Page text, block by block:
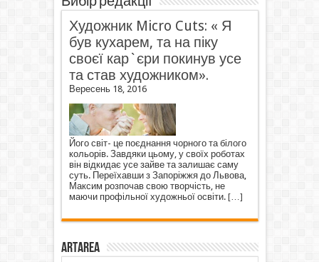
Художник Micro Cuts: « Я
був кухарем, та на піку
своєї кар`єри покинув усе
та став художником».
Вересень 18, 2016
Його світ- це поєднання чорного та білого
кольорів. Завдяки цьому, у своїх роботах
він відкидає усе зайве та залишає саму
суть. Переїхавши з Запоріжжя до Львова,
Максим розпочав свою творчість, не
маючи профільної художньої освіти. […]
ArtArea